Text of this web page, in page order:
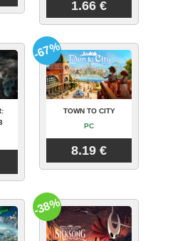
1.66 €
TOWN TO CITY
PC
8.19 €
-67%
-38%